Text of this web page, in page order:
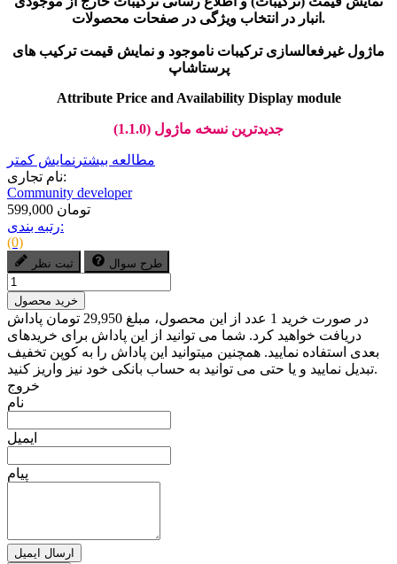
انبار در انتخاب ویژگی در صفحات محصولات.
ماژول غیرفعالسازی ترکیبات ناموجود و نمایش قیمت ترکیب های
پرستاشاپ
Attribute Price and Availability Display module
جدیدترین نسخه ماژول (1.1.0)
مطالعه بیشتر نمایش کمتر
نام تجاری:
Community developer
599,000 تومان
رتبه بندی:
(0)
ثبت نظر طرح سوال
خرید محصول
در صورت خرید 1 عدد از این محصول، مبلغ 29,950 تومان پاداش
دریافت خواهید کرد. شما می توانید از این پاداش برای خریدهای
بعدی استفاده نمایید. همچنین میتوانید این پاداش را به کوپن تخفیف
تبدیل نمایید و یا حتی می توانید به حساب بانکی خود نیز واریز کنید.
خروج
نام
ایمیل
پیام
ارسال ایمیل